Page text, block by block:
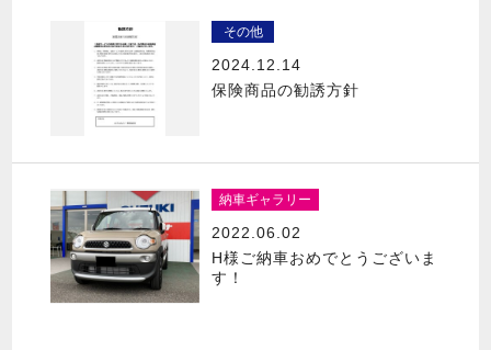
その他
2024.12.14
保険商品の勧誘方針
納車ギャラリー
2022.06.02
H様ご納車おめでとうございま
す！